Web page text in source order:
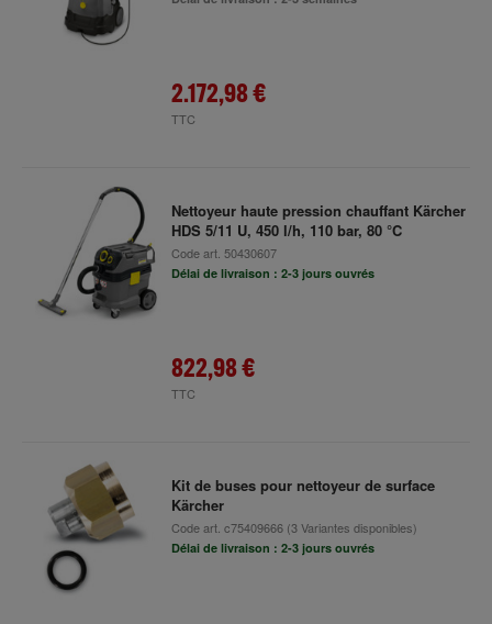
2.172,98 €
TTC
Nettoyeur haute pression chauffant Kärcher
HDS 5/11 U, 450 l/h, 110 bar, 80 °C
Code art. 50430607
Délai de livraison : 2-3 jours ouvrés
822,98 €
TTC
Kit de buses pour nettoyeur de surface
Kärcher
Code art. c75409666(3 Variantes disponibles)
Délai de livraison : 2-3 jours ouvrés